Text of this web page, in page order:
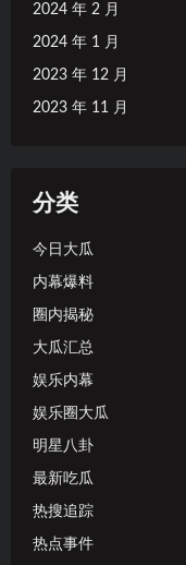
2024 年 2 月
2024 年 1 月
2023 年 12 月
2023 年 11 月
分类
今日大瓜
内幕爆料
圈内揭秘
大瓜汇总
娱乐内幕
娱乐圈大瓜
明星八卦
最新吃瓜
热搜追踪
热点事件